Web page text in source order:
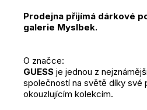
Prodejna přijímá dárkové
galerie Myslbek.
O značce:
GUESS je jednou z
společností na světě díky své
okouzlujícím kolekcím.